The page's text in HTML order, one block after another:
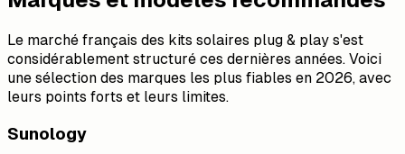
Le marché français des kits solaires plug & play s'est
considérablement structuré ces dernières années. Voici
une sélection des marques les plus fiables en 2026, avec
leurs points forts et leurs limites.
Sunology